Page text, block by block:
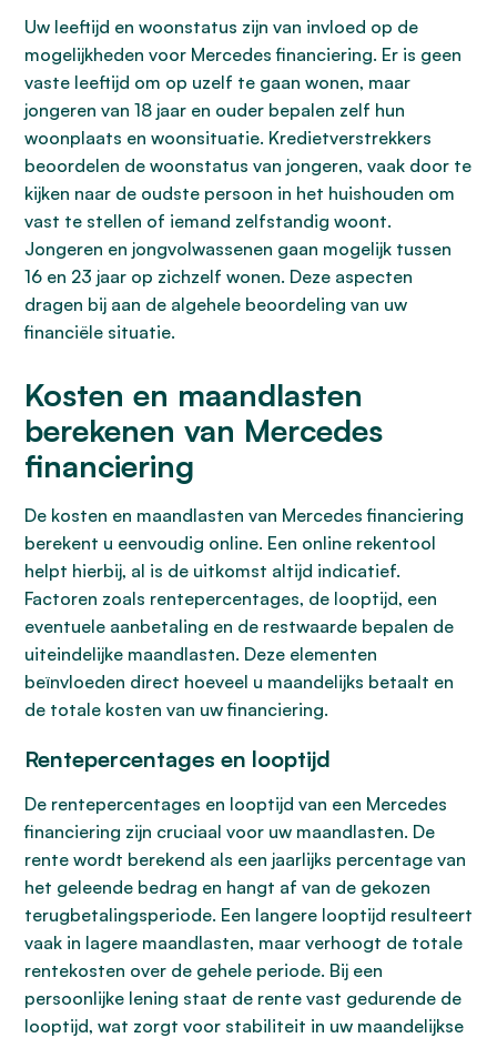
Uw leeftijd en woonstatus zijn van invloed op de
mogelijkheden voor Mercedes financiering. Er is geen
vaste leeftijd om op uzelf te gaan wonen, maar
jongeren van 18 jaar en ouder bepalen zelf hun
woonplaats en woonsituatie. Kredietverstrekkers
beoordelen de woonstatus van jongeren, vaak door te
kijken naar de oudste persoon in het huishouden om
vast te stellen of iemand zelfstandig woont.
Jongeren en jongvolwassenen gaan mogelijk tussen
16 en 23 jaar op zichzelf wonen. Deze aspecten
dragen bij aan de algehele beoordeling van uw
financiële situatie.
Kosten en maandlasten
berekenen van Mercedes
financiering
De kosten en maandlasten van Mercedes financiering
berekent u eenvoudig online. Een online rekentool
helpt hierbij, al is de uitkomst altijd indicatief.
Factoren zoals rentepercentages, de looptijd, een
eventuele aanbetaling en de restwaarde bepalen de
uiteindelijke maandlasten. Deze elementen
beïnvloeden direct hoeveel u maandelijks betaalt en
de totale kosten van uw financiering.
Rentepercentages en looptijd
De rentepercentages en looptijd van een Mercedes
financiering zijn cruciaal voor uw maandlasten. De
rente wordt berekend als een jaarlijks percentage van
het geleende bedrag en hangt af van de gekozen
terugbetalingsperiode. Een langere looptijd resulteert
vaak in lagere maandlasten, maar verhoogt de totale
rentekosten over de gehele periode. Bij een
persoonlijke lening staat de rente vast gedurende de
looptijd, wat zorgt voor stabiliteit in uw maandelijkse